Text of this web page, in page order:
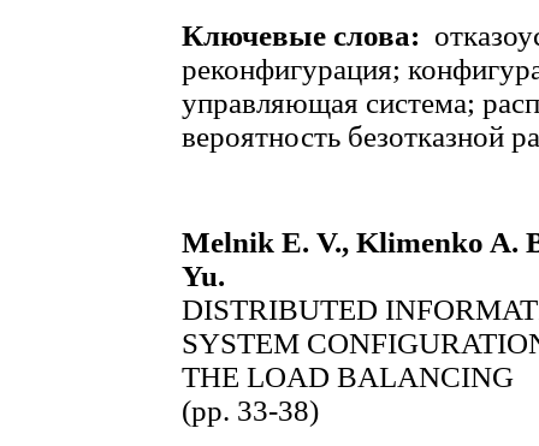
Ключевые слова:
реконфигурация;
управляющая система;
вероятность безотказной
Melnik E. V., Klimenko A.
Yu.
DISTRIBUTED
SYSTEM
THE LOAD BALANCING
(pp. 33-38)